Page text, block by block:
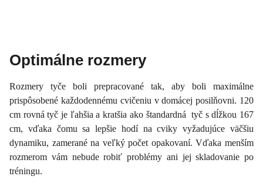
Optimálne rozmery
Rozmery tyče boli prepracované tak, aby boli maximálne
prispôsobené každodennému cvičeniu v domácej posilňovni. 120
cm rovná tyč je ľahšia a kratšia ako štandardná tyč s dĺžkou 167
cm, vďaka čomu sa lepšie hodí na cviky vyžadujúce väčšiu
dynamiku, zamerané na veľký počet opakovaní. Vďaka menším
rozmerom vám nebude robiť problémy ani jej skladovanie po
tréningu.